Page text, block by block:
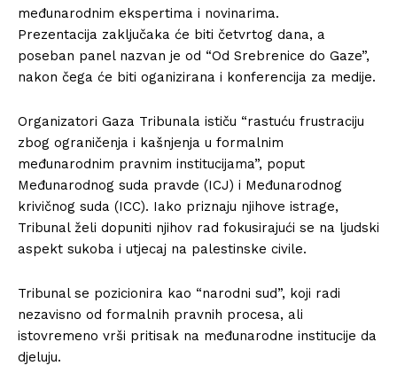
Info
međunarodnim ekspertima i novinarima.
Prezentacija zaključaka će biti četvrtog dana, a
poseban panel nazvan je od “Od Srebrenice do Gaze”,
nakon čega će biti oganizirana i konferencija za medije.
Organizatori Gaza Tribunala ističu “rastuću frustraciju
zbog ograničenja i kašnjenja u formalnim
međunarodnim pravnim institucijama”, poput
Međunarodnog suda pravde (ICJ) i Međunarodnog
krivičnog suda (ICC). Iako priznaju njihove istrage,
Tribunal želi dopuniti njihov rad fokusirajući se na ljudski
aspekt sukoba i utjecaj na palestinske civile.
Tribunal se pozicionira kao “narodni sud”, koji radi
nezavisno od formalnih pravnih procesa, ali
istovremeno vrši pritisak na međunarodne institucije da
djeluju.